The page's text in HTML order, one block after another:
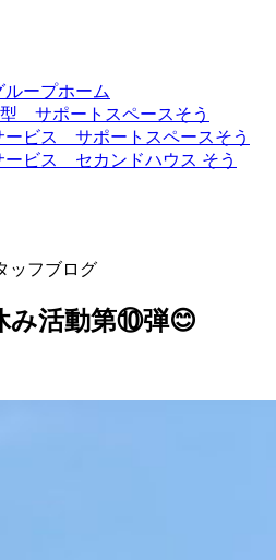
ープホーム
サポートスペースそう
ービス サポートスペースそう
ービス セカンドハウス そう
ッフブログ
み活動第⑩弾😊